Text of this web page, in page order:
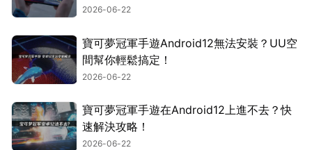
鬆搞定！
2026-06-22
寶可夢冠軍手遊Android12無法安裝？UU空
間幫你輕鬆搞定！
2026-06-22
寶可夢冠軍手遊在Android12上進不去？快
速解決攻略！
2026-06-22